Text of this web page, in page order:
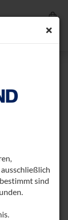
bestimmt sind